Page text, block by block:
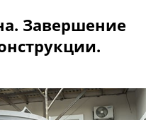
Завершение